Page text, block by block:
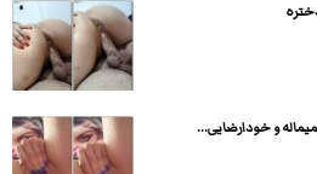
و خودارضایی...